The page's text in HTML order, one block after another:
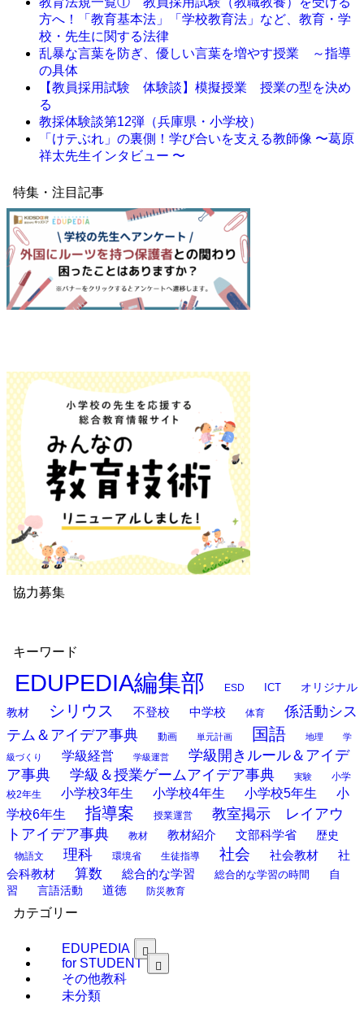
方へ！「教育基本法」「学校教育法」など、教育・学
校・先生に関する法律
乱暴な言葉を防ぎ、優しい言葉を増やす授業 ～指導
の具体
【教員採用試験 体験談】模擬授業 授業の型を決め
る
教採体験談第12弾（兵庫県・小学校）
「けテぶれ」の裏側！学び合いを支える教師像 〜葛原
祥太先生インタビュー 〜
特集・注目記事
協力募集
キーワード
EDUPEDIA編集部 ESD ICT
オリジナル
教材
シリウス 不登校 中学校 体育
係活動シス
テム＆アイデア事典
動画 単元計画 国語 地理 学
級づくり 学級経営 学級運営
学級開きルール＆アイデ
ア事典
学級＆授業ゲームアイデア事典 実験
小学
校2年生
小学校3年生 小学校4年生 小学校5年生
小
学校6年生
指導案 授業運営
教室掲示 レイアウ
トアイデア事典
教材 教材紹介 文部科学省 歴史
物語文 理科 環境省 生徒指導 社会 社会教材
社
会科教材
算数 総合的な学習 総合的な学習の時間
自
習
言語活動 道徳 防災教育
カテゴリー
EDUPEDIA
for STUDENT
その他教科
未分類